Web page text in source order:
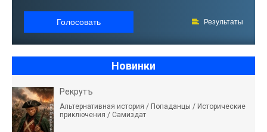
Голосовать Результаты
Новинки
Рекрутъ
Альтернативная история / Попаданцы / Исторические
приключения / Самиздат